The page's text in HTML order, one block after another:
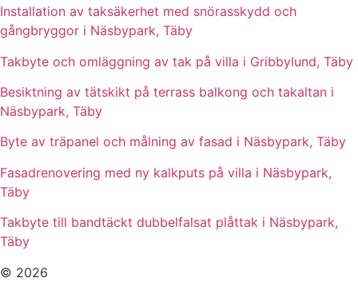
Installation av taksäkerhet med snörasskydd och
gångbryggor i Näsbypark, Täby
Takbyte och omläggning av tak på villa i Gribbylund, Täby
Besiktning av tätskikt på terrass balkong och takaltan i
Näsbypark, Täby
Byte av träpanel och målning av fasad i Näsbypark, Täby
Fasadrenovering med ny kalkputs på villa i Näsbypark,
Täby
Takbyte till bandtäckt dubbelfalsat plåttak i Näsbypark,
Täby
© 2026